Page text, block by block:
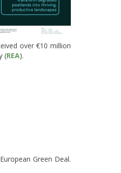
over €10 million
(REA).
Green Deal.